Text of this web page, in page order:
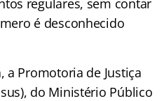
é desconhecido
a Promotoria de Justiça
do Ministério Público